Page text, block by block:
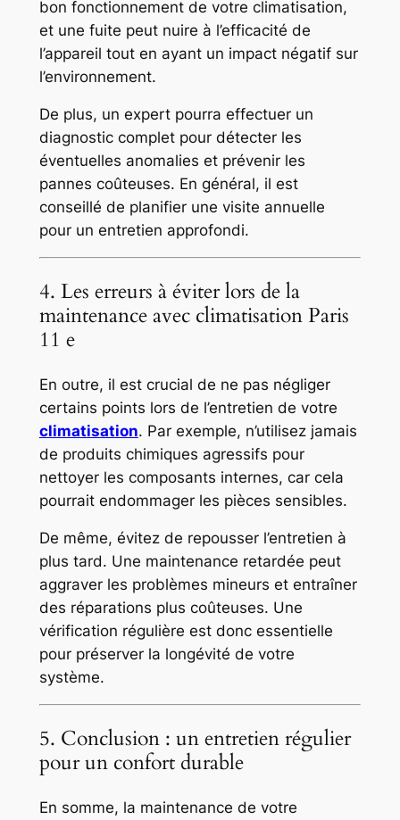
bon fonctionnement de votre climatisation,
et une fuite peut nuire à l’efficacité de
l’appareil tout en ayant un impact négatif sur
l’environnement.
De plus, un expert pourra effectuer un
diagnostic complet pour détecter les
éventuelles anomalies et prévenir les
pannes coûteuses. En général, il est
conseillé de planifier une visite annuelle
pour un entretien approfondi.
4. Les erreurs à éviter lors de la
maintenance avec climatisation Paris
11 e
En outre, il est crucial de ne pas négliger
certains points lors de l’entretien de votre
climatisation. Par exemple, n’utilisez jamais
de produits chimiques agressifs pour
nettoyer les composants internes, car cela
pourrait endommager les pièces sensibles.
De même, évitez de repousser l’entretien à
plus tard. Une maintenance retardée peut
aggraver les problèmes mineurs et entraîner
des réparations plus coûteuses. Une
vérification régulière est donc essentielle
pour préserver la longévité de votre
système.
5. Conclusion : un entretien régulier
pour un confort durable
En somme, la maintenance de votre